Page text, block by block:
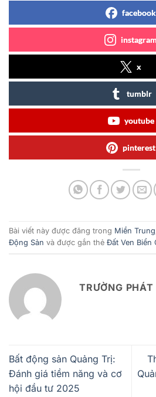
facebook
instagram
x
tumblr
youtube
pinterest
Bài viết này được đăng trong Miền Trung
Động Sản và được gắn thẻ Đất Ven Biển
TRƯỜNG PHÁT
Bất động sản Quảng Trị:
Đánh giá tiềm năng và cơ
hội đầu tư 2025